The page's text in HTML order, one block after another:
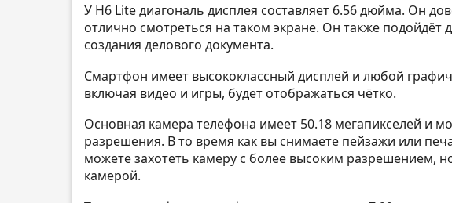
У H6 Lite диагональ дисплея составляет 6.56 дюйма. Он
отлично смотреться на таком экране. Он также
создания делового документа.
Смартфон имеет высококлассный дисплей и любой
включая видео и игры, будет отображаться чётко.
Основная камера телефона имеет 50.18 мегапикселей и
разрешения. В то время как вы снимаете пейзажи или
можете захотеть камеру с более высоким разрешением,
камерой.